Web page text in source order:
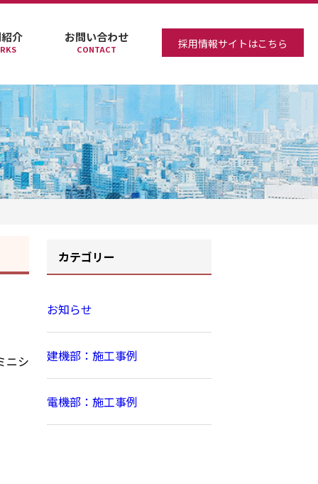
介 お問い合わせ
CONTACT 採用情報サイトはこちら
ニシ
カテゴリー
お知らせ
建機部：施工事例
電機部：施工事例